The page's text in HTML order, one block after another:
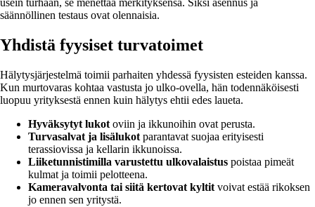
usein turhaan, se menettää merkityksensä. Siksi asennus ja
säännöllinen testaus ovat olennaisia.
Yhdistä fyysiset turvatoimet
Hälytysjärjestelmä toimii parhaiten yhdessä fyysisten esteiden kanssa.
Kun murtovaras kohtaa vastusta jo ulko-ovella, hän todennäköisesti
luopuu yrityksestä ennen kuin hälytys ehtii edes laueta.
Hyväksytyt lukot oviin ja ikkunoihin ovat perusta.
Turvasalvat ja lisälukot parantavat suojaa erityisesti
terassiovissa ja kellarin ikkunoissa.
Liiketunnistimilla varustettu ulkovalaistus poistaa pimeät
kulmat ja toimii pelotteena.
Kameravalvonta tai siitä kertovat kyltit voivat estää rikoksen
jo ennen sen yritystä.